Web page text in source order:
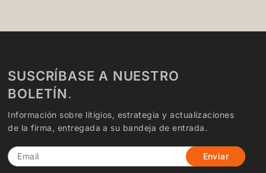
SUSCRÍBASE A NUESTRO
BOLETÍN
Información sobre litigios, estrategia y actualizaciones
de la firma, entregada a su bandeja de entrada.
Email